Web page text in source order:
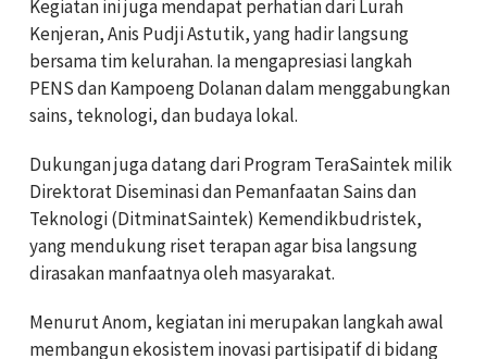
Kegiatan ini juga mendapat perhatian dari Lurah
Kenjeran, Anis Pudji Astutik, yang hadir langsung
bersama tim kelurahan. Ia mengapresiasi langkah
PENS dan Kampoeng Dolanan dalam menggabungkan
sains, teknologi, dan budaya lokal.
Dukungan juga datang dari Program TeraSaintek milik
Direktorat Diseminasi dan Pemanfaatan Sains dan
Teknologi (DitminatSaintek) Kemendikbudristek,
yang mendukung riset terapan agar bisa langsung
dirasakan manfaatnya oleh masyarakat.
Menurut Anom, kegiatan ini merupakan langkah awal
membangun ekosistem inovasi partisipatif di bidang